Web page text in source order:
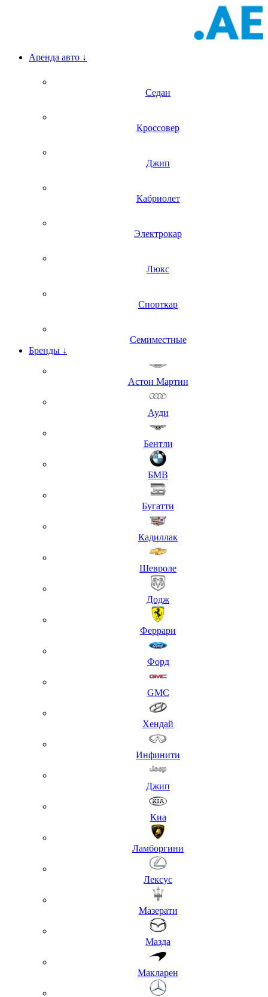
Аренда авто ↓
Седан
Кроссовер
Джип
Кабриолет
Электрокар
Люкс
Спорткар
Семиместные
Бренды ↓
Астон Мартин
Ауди
Бентли
БМВ
Бугатти
Кадиллак
Шевроле
Додж
Феррари
Форд
GMC
Хендай
Инфинити
Джип
Киа
Ламборгини
Лексус
Мазерати
Мазда
Макларен